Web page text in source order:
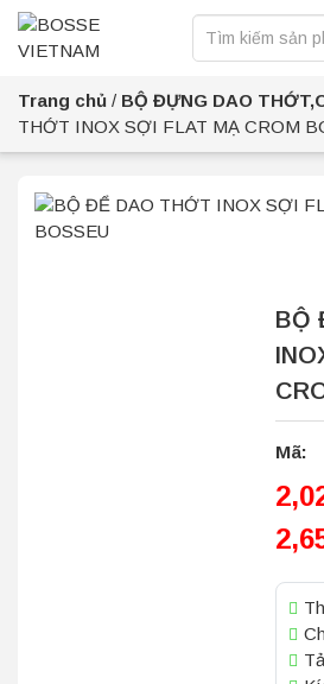
Trang chủ / BỘ ĐỰNG DAO
THỚT INOX SỢI FLAT MẠ CROM
BỘ
Mã: